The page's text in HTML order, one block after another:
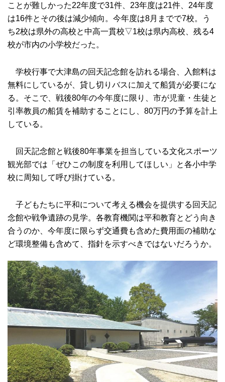
ことが難しかった22年度で31件、23年度は21件、24年度
は16件とその後は減少傾向。今年度は8月までで7校。う
ち2校は県外の高校と中高一貫校▽1校は県内高校、残る4
校が市内の小学校だった。
学校行事で大津島の回天記念館を訪れる場合、入館料は
無料にしているが、貸し切りバスに加えて船賃が必要にな
る。そこで、戦後80年の今年度に限り、市が児童・生徒と
引率教員の船賃を補助することにし、80万円の予算を計上
している。
回天記念館と戦後80年事業を担当している文化スポーツ
観光部では「ぜひこの制度を利用してほしい」と各小中学
校に周知して呼び掛けている。
子どもたちに平和について考える機会を提供する回天記
念館や戦争遺跡の見学。各教育機関は平和教育とどう向き
合うのか、今年度に限らず交通費も含めた費用面の補助な
ど環境整備も含めて、指針を示すべきではないだろうか。